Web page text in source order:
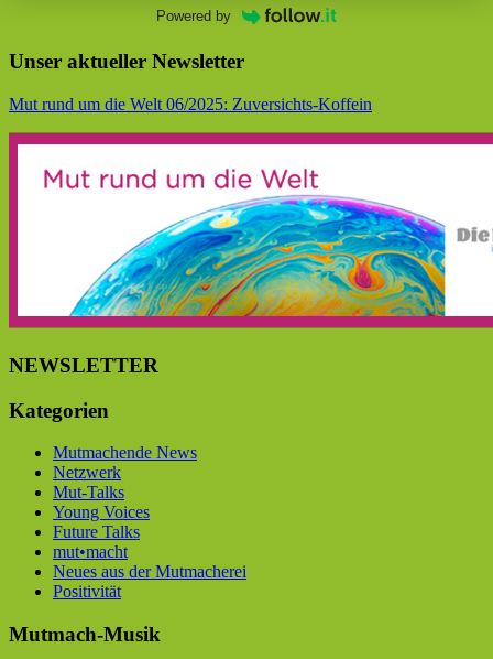
Powered by
Unser aktueller Newsletter
Mut rund um die Welt 06/2025: Zuversichts-Koffein
NEWSLETTER
Kategorien
Mutmachende News
Netzwerk
Mut-Talks
Young Voices
Future Talks
mut•macht
Neues aus der Mutmacherei
Positivität
Mutmach-Musik